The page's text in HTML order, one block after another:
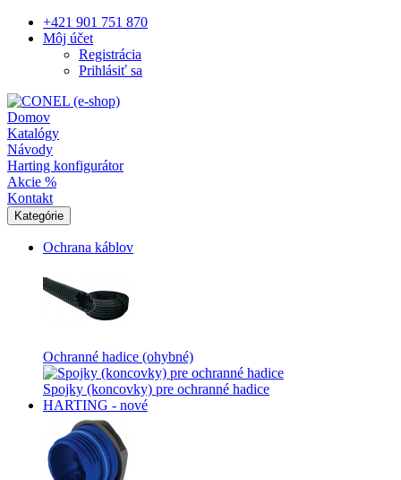
+421 901 751 870
Môj účet
Registrácia
Prihlásiť sa
Domov
Katalógy
Návody
Harting konfigurátor
Akcie %
Kontakt
Kategórie
Ochrana káblov
Ochranné hadice (ohybné)
Spojky (koncovky) pre ochranné hadice
HARTING - nové